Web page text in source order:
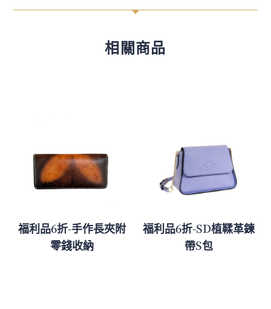
C
相關商品
福利品6折-手作長夾附
零錢收納
福利品6折-SD植鞣革鍊
帶S包